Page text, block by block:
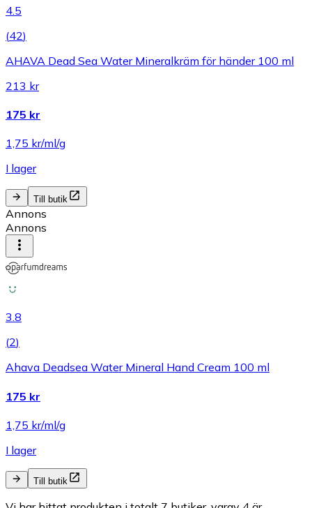
4.5
(42)
AHAVA Dead Sea Water Mineralkräm för händer 100 ml
213 kr
175 kr
1,75 kr/ml/g
I lager
Till butik
Annons
Annons
3.8
(2)
Ahava Deadsea Water Mineral Hand Cream 100 ml
175 kr
1,75 kr/ml/g
I lager
Till butik